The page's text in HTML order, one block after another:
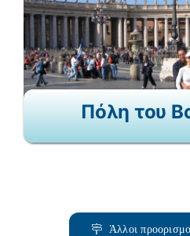
Πόλη του
Άλλοι